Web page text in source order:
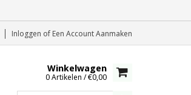
Inloggen of Een Account Aanmaken
Winkelwagen
0 Artikelen / €0,00